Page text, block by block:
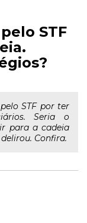
STF
STF por ter
Seria o
para a cadeia
Confira.